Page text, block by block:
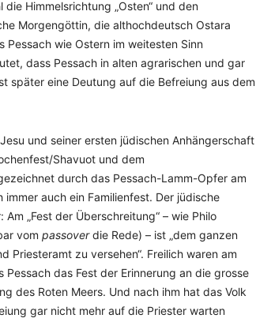
die Himmelsrichtung „Osten“ und den
Morgengöttin, die althochdeutsch Ostara
Pessach wie Ostern im weitesten Sinn
dass Pessach in alten agrarischen und gar
später eine Deutung auf die Befreiung aus dem
und seiner ersten jüdischen Anhängerschaft
Shavuot und dem
durch das Pessach-Lamm-Opfer am
auch ein Familienfest. Der jüdische
„Fest der Überschreitung“ – wie Philo
vom passoverdie Rede) – ist „dem ganzen
zu versehen“. Freilich waren am
das Fest der Erinnerung an die grosse
des Roten Meers. Und nach ihm hat das Volk
gar nicht mehr auf die Priester warten